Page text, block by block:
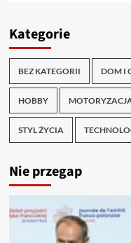
Kategorie
BEZ KATEGORII DOM I
HOBBY
STYL ŻYCIA
Nie przegap